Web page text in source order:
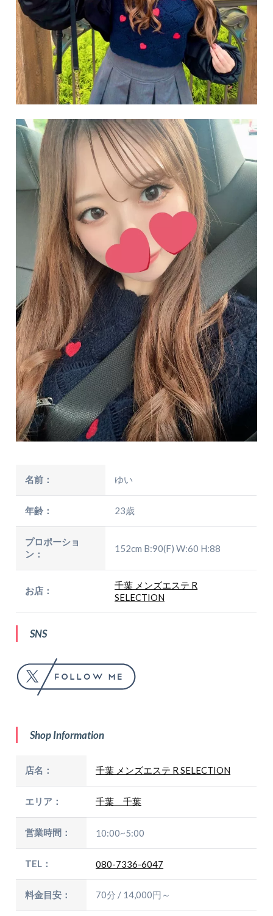
名前： ゆい
年齢： 23歳
プロポーショ
ン：
152cm B:90(F) W:60 H:88
お店：
千葉 メンズエステ R
SELECTION
SNS
Shop Information
店名： 千葉 メンズエステ R SELECTION
エリア： 千葉 千葉
営業時間： 10:00~5:00
TEL： 080-7336-6047
料金目安： 70分 / 14,000円～